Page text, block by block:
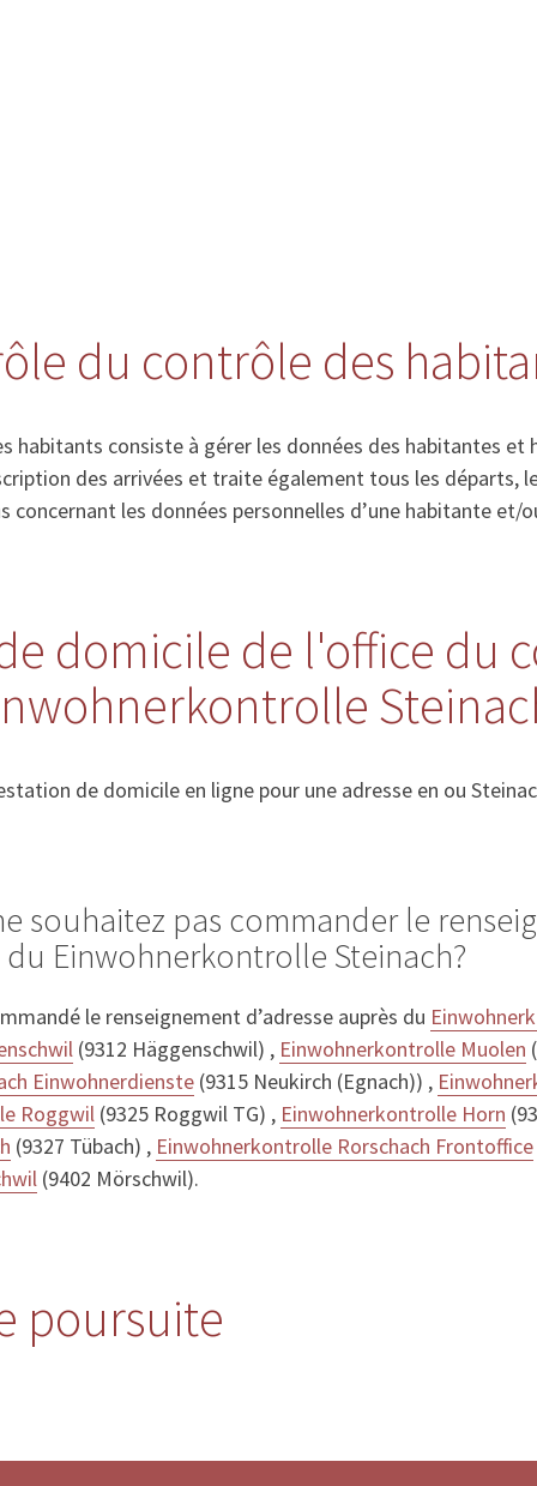
du contrôle des
habitants consiste à gérer les données des habitantes
des arrivées et traite également tous les départs,
les données personnelles d’une habitante et/
domicile de l'office du
de domicile en ligne pour une adresse en ou
souhaitez pas commander le
du Einwohnerkontrolle Steinach?
le renseignement d’adresse auprès du
(9312 Häggenschwil) , Einwohnerkontrolle Muolen
Einwohnerdienste (9315 Neukirch (Egnach)) ,
Roggwil (9325 Roggwil TG) , Einwohnerkontrolle Horn
(9327 Tübach) , Einwohnerkontrolle Rorschach Frontoffice
(9402 Mörschwil).
poursuite